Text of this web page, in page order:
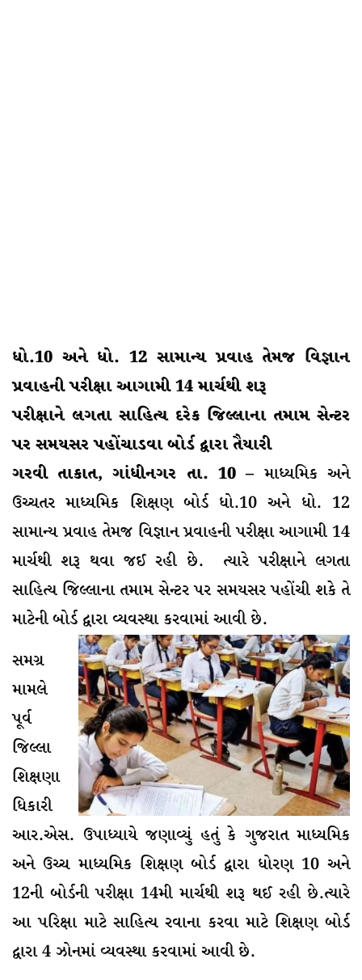
ધો.10 અને ધો. 12 સામાન્ય પ્રવાહ તેમજ વિજ્ઞાન
પ્રવાહની પરીક્ષા આગામી 14 માર્ચથી શરૂ
પરીક્ષાને લગતા સાહિત્ય દરેક જિલ્લાના તમામ સેન્ટર
પર સમયસર પહોંચાડવા બોર્ડ દ્વારા તૈયારી
ગરવી તાકાત, ગાંધીનગર તા. 10 –માધ્યમિક અને
ઉચ્ચતર માધ્યમિક શિક્ષણ બોર્ડ ધો.10 અને ધો. 12
સામાન્ય પ્રવાહ તેમજ વિજ્ઞાન પ્રવાહની પરીક્ષા આગામી 14
માર્ચથી શરૂ થવા જઈ રહી છે. ત્યારે પરીક્ષાને લગતા
સાહિત્ય જિલ્લાના તમામ સેન્ટર પર સમયસર પહોંચી શકે તે
માટેની બોર્ડ દ્વારા વ્યવસ્થા કરવામાં આવી છે.
સમગ્ર
મામલે
પૂર્વ
જિલ્લા
શિક્ષણા
ધિકારી
આર.એસ. ઉપાધ્યાયે જણાવ્યું હતું કે ગુજરાત માધ્યમિક
અને ઉચ્ચ માધ્યમિક શિક્ષણ બોર્ડ દ્વારા ધોરણ 10 અને
12ની બોર્ડની પરીક્ષા 14મી માર્ચથી શરૂ થઈ રહી છે.ત્યારે
આ પરિક્ષા માટે સાહિત્ય રવાના કરવા માટે શિક્ષણ બોર્ડ
દ્વારા 4 ઝોનમાં વ્યવસ્થા કરવામાં આવી છે.